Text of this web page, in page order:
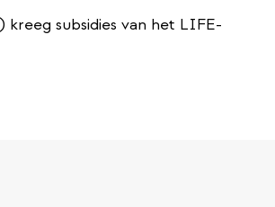
subsidies van het LIFE-